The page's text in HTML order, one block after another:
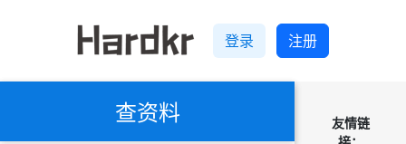
登录 注册
查资料
友情链